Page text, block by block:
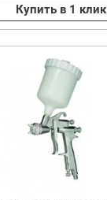
Купить в 1 клик